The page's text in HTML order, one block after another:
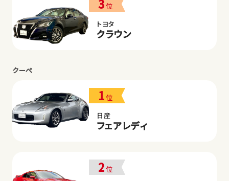
3位
トヨタ
クラウン
クーペ
1位
日産
フェアレディ
2位